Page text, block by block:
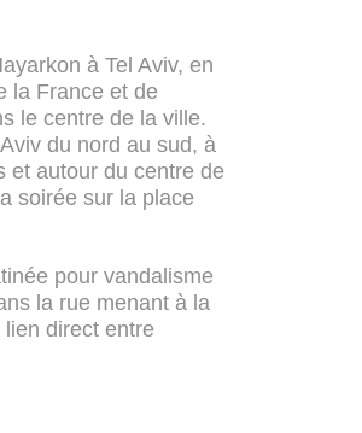
à Tel Aviv, en
la France et de
le centre de la ville.
du nord au sud, à
et autour du centre de
soirée sur la place
pour vandalisme
la rue menant à la
direct entre